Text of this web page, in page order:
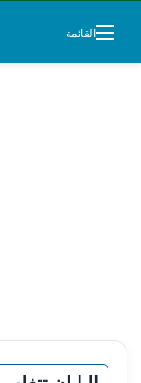
القائمة